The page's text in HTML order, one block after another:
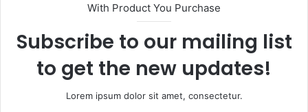
With Product You Purchase
Subscribe to our mailing list
to get the new updates!
Lorem ipsum dolor sit amet, consectetur.